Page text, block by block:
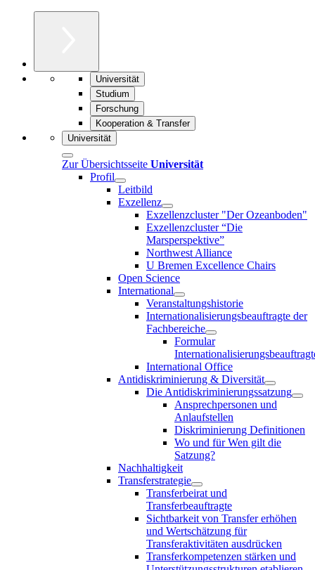
Universität
Studium
Forschung
Kooperation & Transfer
Universität
Zur Übersichtsseite Universität
Profil
Leitbild
Exzellenz
Exzellenzcluster "Der Ozeanboden"
Exzellenzcluster “Die
Marsperspektive”
Northwest Alliance
U Bremen Excellence Chairs
Open Science
International
Veranstaltungshistorie
Internationalisierungsbeauftragte der
Fachbereiche
Formular
International Office
Antidiskriminierung & Diversität
Die Antidiskriminierungssatzung
Ansprechpersonen und
Anlaufstellen
Diskriminierung Definitionen
Wo und für Wen gilt die
Satzung?
Nachhaltigkeit
Transferstrategie
Transferbeirat und
Transferbeauftragte
Sichtbarkeit von Transfer erhöhen
und Wertschätzung für
Transferaktivitäten ausdrücken
Transferkompetenzen stärken und